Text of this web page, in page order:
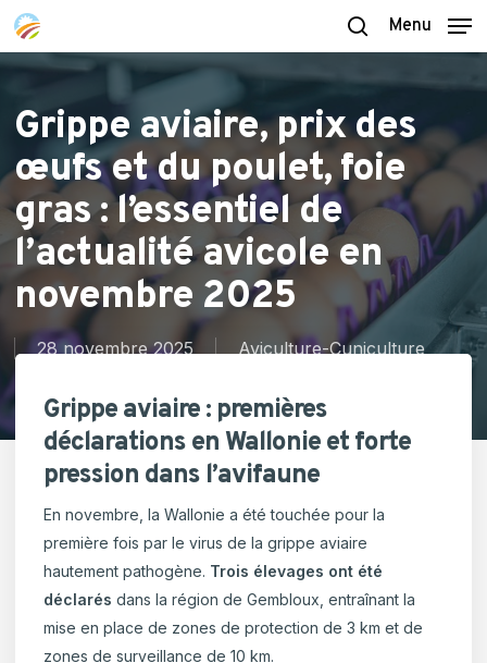
Skip
main
search
Menu
Grippe aviaire, prix des
œufs et du poulet, foie
gras : l’essentiel de
l’actualité avicole en
novembre 2025
28 novembre 2025 Aviculture-Cuniculture
Grippe aviaire : premières
déclarations en Wallonie et forte
pression dans l’avifaune
En novembre, la Wallonie a été touchée pour la
première fois par le virus de la grippe aviaire
hautement pathogène. Trois élevages ont été
déclarés dans la région de Gembloux, entraînant la
mise en place de zones de protection de 3 km et de
zones de surveillance de 10 km.